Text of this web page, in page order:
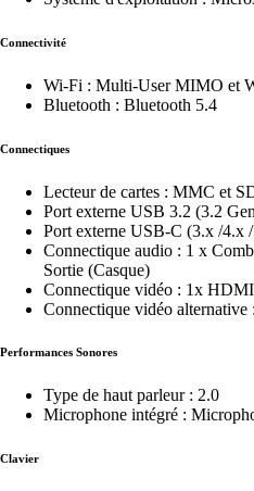
Connectivité
Wi-Fi : Multi-User MIMO et
Bluetooth : Bluetooth 5.4
Connectiques
Lecteur de cartes : MMC et
Port externe USB 3.2 (3.2
Port externe USB-C (3.x /4.x
Connectique audio : 1 x
Sortie (Casque)
Connectique vidéo : 1x HDMI
Connectique vidéo
Performances Sonores
Type de haut parleur : 2.0
Microphone intégré :
Clavier